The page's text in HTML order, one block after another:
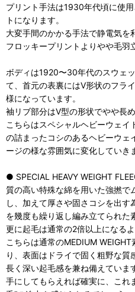
プリント手法は1930年代頃に使
トになります。
大変手間のかかる手法で静電気
フロッキープリントよりやや毛羽
ボディは1920〜30年代のスウェ
て、首元の表裏にはV形状のフラ
様になっています。
袖リブ部分はV型の形状でやや長め
こちらはスペシャルヘビーウェイ
の詰まったコシのあるヘビーウェ
ージの様な雰囲気に変化していき
● SPECIAL HEAVY WEIGHT
質の高い特殊な綿を用いた強撚で
し、加えて厚さや固さコシを出
を幾度も繰り返し編み立てられた
更に起毛は通常の2倍以上になる
こちらは通常のMEDIUM
り、表面はドライで固く粗野な
長く深い起毛感を兼ね備えていま
手にしてもらえれば確実に、これ